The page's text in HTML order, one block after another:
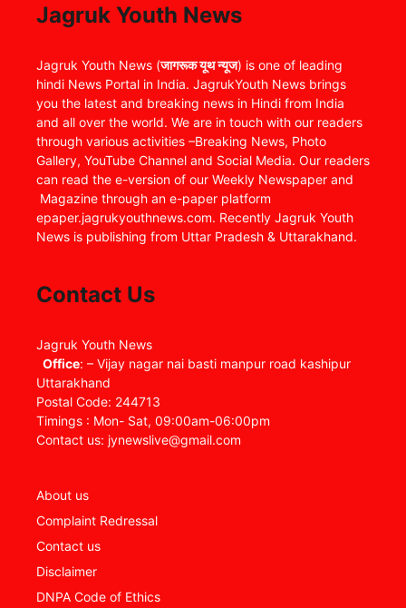
Jagruk Youth News
Jagruk Youth News (जागरूक यूथ न्यूज) is one of leading
hindi News Portal in India. JagrukYouth News brings
you the latest and breaking news in Hindi from India
and all over the world. We are in touch with our readers
through various activities –Breaking News, Photo
Gallery, YouTube Channel and Social Media. Our readers
can read the e-version of our Weekly Newspaper and
Magazine through an e-paper platform
epaper.jagrukyouthnews.com. Recently Jagruk Youth
News is publishing from Uttar Pradesh & Uttarakhand.
Contact Us
Jagruk Youth News
Office: – Vijay nagar nai basti manpur road kashipur
Uttarakhand
Postal Code: 244713
Timings : Mon- Sat, 09:00am-06:00pm
Contact us: jynewslive@gmail.com
About us
Complaint Redressal
Contact us
Disclaimer
DNPA Code of Ethics